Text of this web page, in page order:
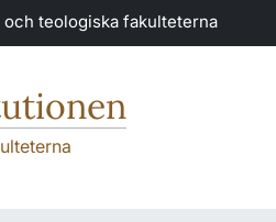
och teologiska fakulteterna